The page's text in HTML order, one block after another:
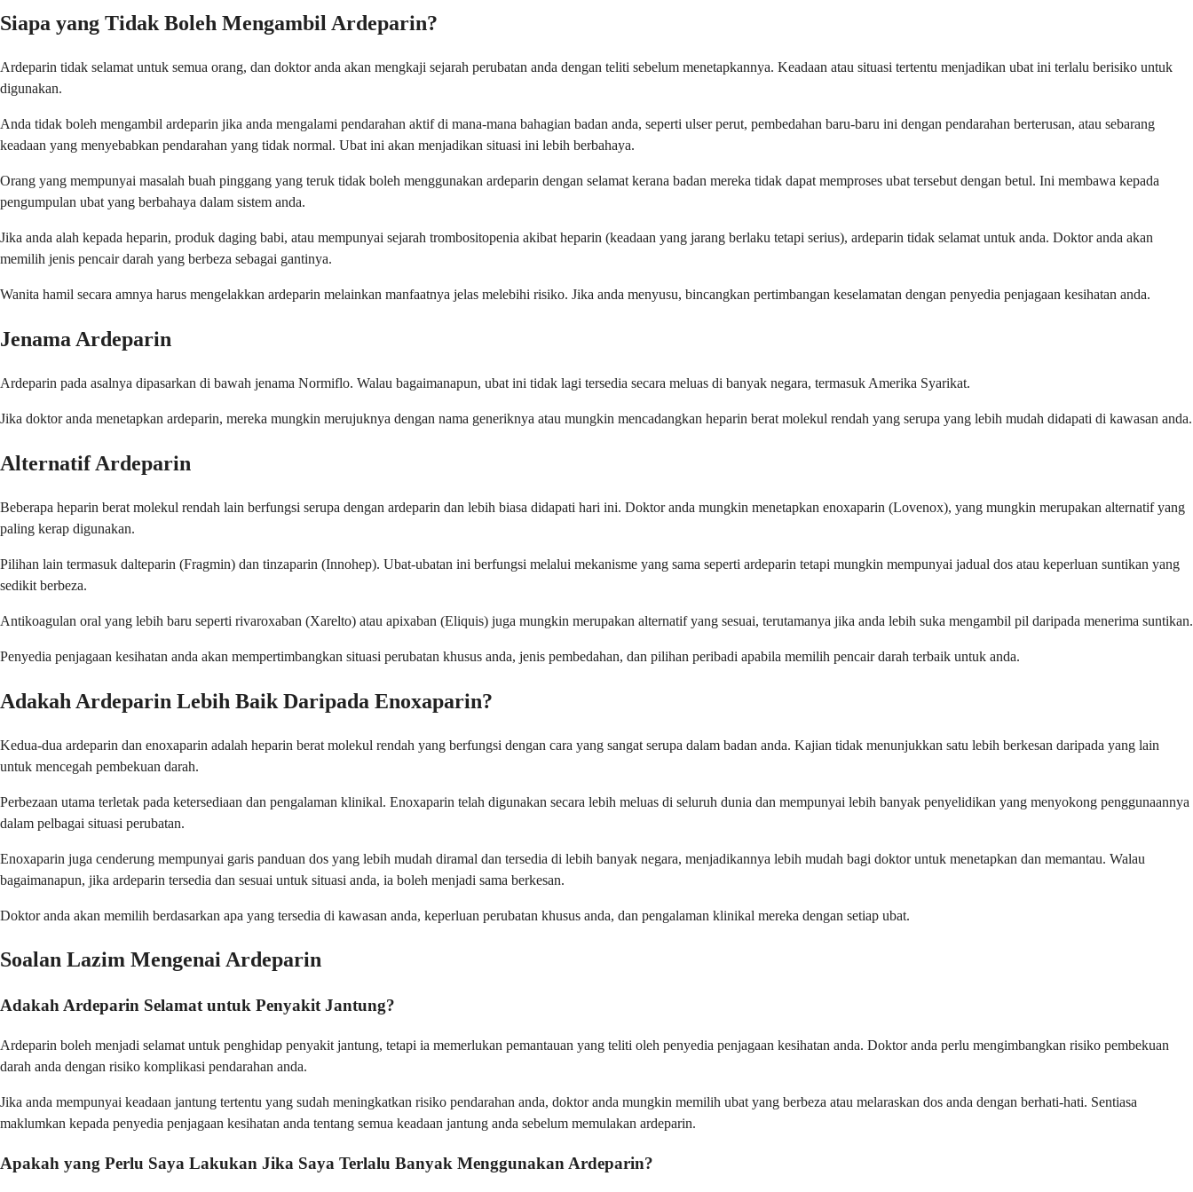
Siapa yang Tidak Boleh Mengambil Ardeparin?
Ardeparin tidak selamat untuk semua orang, dan doktor anda akan mengkaji sejarah perubatan anda dengan teliti sebelum menetapkannya. Keadaan atau situasi tertentu menjadikan ubat ini terlalu berisiko untuk
digunakan.
Anda tidak boleh mengambil ardeparin jika anda mengalami pendarahan aktif di mana-mana bahagian badan anda, seperti ulser perut, pembedahan baru-baru ini dengan pendarahan berterusan, atau sebarang
keadaan yang menyebabkan pendarahan yang tidak normal. Ubat ini akan menjadikan situasi ini lebih berbahaya.
Orang yang mempunyai masalah buah pinggang yang teruk tidak boleh menggunakan ardeparin dengan selamat kerana badan mereka tidak dapat memproses ubat tersebut dengan betul. Ini membawa kepada
pengumpulan ubat yang berbahaya dalam sistem anda.
Jika anda alah kepada heparin, produk daging babi, atau mempunyai sejarah trombositopenia akibat heparin (keadaan yang jarang berlaku tetapi serius), ardeparin tidak selamat untuk anda. Doktor anda akan
memilih jenis pencair darah yang berbeza sebagai gantinya.
Wanita hamil secara amnya harus mengelakkan ardeparin melainkan manfaatnya jelas melebihi risiko. Jika anda menyusu, bincangkan pertimbangan keselamatan dengan penyedia penjagaan kesihatan anda.
Jenama Ardeparin
Ardeparin pada asalnya dipasarkan di bawah jenama Normiflo. Walau bagaimanapun, ubat ini tidak lagi tersedia secara meluas di banyak negara, termasuk Amerika Syarikat.
Jika doktor anda menetapkan ardeparin, mereka mungkin merujuknya dengan nama generiknya atau mungkin mencadangkan heparin berat molekul rendah yang serupa yang lebih mudah didapati di kawasan anda.
Alternatif Ardeparin
Beberapa heparin berat molekul rendah lain berfungsi serupa dengan ardeparin dan lebih biasa didapati hari ini. Doktor anda mungkin menetapkan enoxaparin (Lovenox), yang mungkin merupakan alternatif yang
paling kerap digunakan.
Pilihan lain termasuk dalteparin (Fragmin) dan tinzaparin (Innohep). Ubat-ubatan ini berfungsi melalui mekanisme yang sama seperti ardeparin tetapi mungkin mempunyai jadual dos atau keperluan suntikan yang
sedikit berbeza.
Antikoagulan oral yang lebih baru seperti rivaroxaban (Xarelto) atau apixaban (Eliquis) juga mungkin merupakan alternatif yang sesuai, terutamanya jika anda lebih suka mengambil pil daripada menerima suntikan.
Penyedia penjagaan kesihatan anda akan mempertimbangkan situasi perubatan khusus anda, jenis pembedahan, dan pilihan peribadi apabila memilih pencair darah terbaik untuk anda.
Adakah Ardeparin Lebih Baik Daripada Enoxaparin?
Kedua-dua ardeparin dan enoxaparin adalah heparin berat molekul rendah yang berfungsi dengan cara yang sangat serupa dalam badan anda. Kajian tidak menunjukkan satu lebih berkesan daripada yang lain
untuk mencegah pembekuan darah.
Perbezaan utama terletak pada ketersediaan dan pengalaman klinikal. Enoxaparin telah digunakan secara lebih meluas di seluruh dunia dan mempunyai lebih banyak penyelidikan yang menyokong penggunaannya
dalam pelbagai situasi perubatan.
Enoxaparin juga cenderung mempunyai garis panduan dos yang lebih mudah diramal dan tersedia di lebih banyak negara, menjadikannya lebih mudah bagi doktor untuk menetapkan dan memantau. Walau
bagaimanapun, jika ardeparin tersedia dan sesuai untuk situasi anda, ia boleh menjadi sama berkesan.
Doktor anda akan memilih berdasarkan apa yang tersedia di kawasan anda, keperluan perubatan khusus anda, dan pengalaman klinikal mereka dengan setiap ubat.
Soalan Lazim Mengenai Ardeparin
Adakah Ardeparin Selamat untuk Penyakit Jantung?
Ardeparin boleh menjadi selamat untuk penghidap penyakit jantung, tetapi ia memerlukan pemantauan yang teliti oleh penyedia penjagaan kesihatan anda. Doktor anda perlu mengimbangkan risiko pembekuan
darah anda dengan risiko komplikasi pendarahan anda.
Jika anda mempunyai keadaan jantung tertentu yang sudah meningkatkan risiko pendarahan anda, doktor anda mungkin memilih ubat yang berbeza atau melaraskan dos anda dengan berhati-hati. Sentiasa
maklumkan kepada penyedia penjagaan kesihatan anda tentang semua keadaan jantung anda sebelum memulakan ardeparin.
Apakah yang Perlu Saya Lakukan Jika Saya Terlalu Banyak Menggunakan Ardeparin?